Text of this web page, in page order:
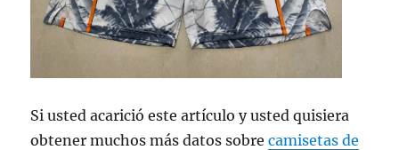
Si usted acarició este artículo y usted quisiera
obtener muchos más datos sobrecamisetas de